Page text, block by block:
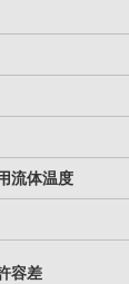
流体温度
容差